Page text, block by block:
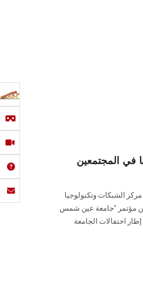
في المجتمعين
الشبكات وتكنولوجيا
والأخير من مؤتمر "جامعة عين شمس
- العربي 1950 - 2020" وذلك في إطار احتفالات الجامعة